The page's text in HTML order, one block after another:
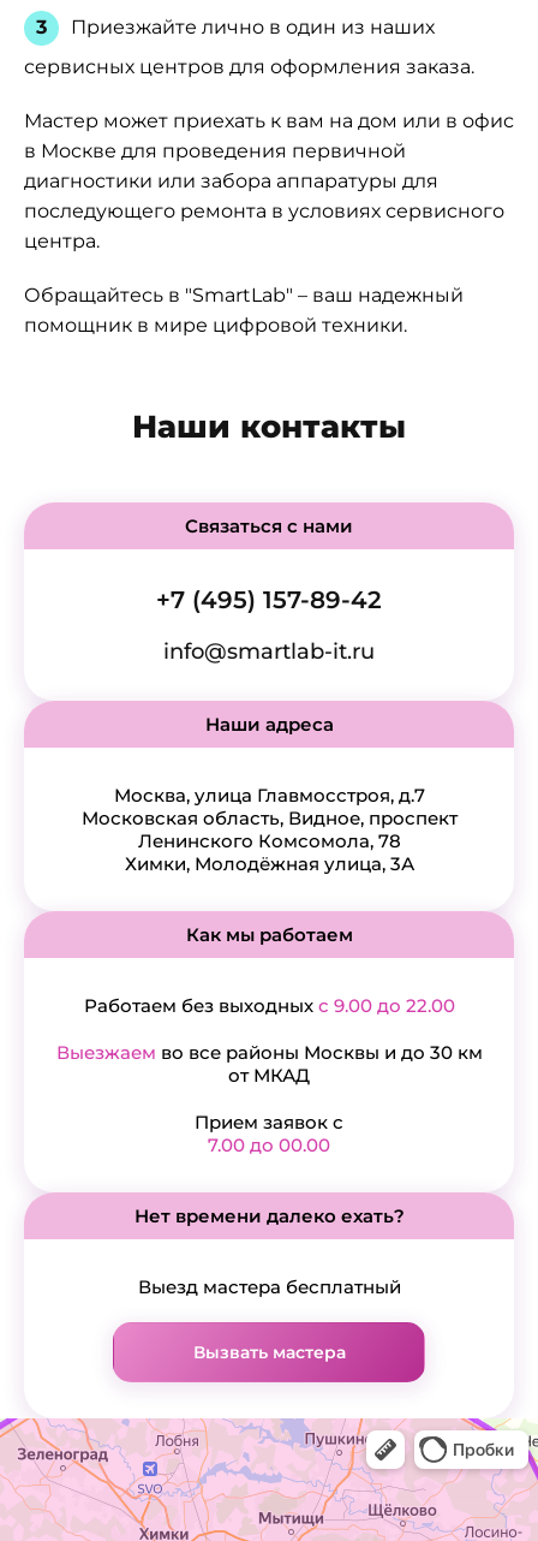
Приезжайте лично в один из наших
сервисных центров для оформления заказа.
Мастер может приехать к вам на дом или в офис
в Москве для проведения первичной
диагностики или забора аппаратуры для
последующего ремонта в условиях сервисного
центра.
Обращайтесь в "SmartLab" – ваш надежный
помощник в мире цифровой техники.
Наши контакты
Связаться с нами
+7 (495) 157-89-42
info@smartlab-it.ru
Наши адреса
Москва, улица Главмосстроя, д.7
Московская область, Видное, проспект
Ленинского Комсомола, 78
Химки, Молодёжная улица, 3А
Как мы работаем
Работаем без выходных с 9.00 до 22.00
Выезжаем во все районы Москвы и до 30 км
от МКАД
Прием заявок с
7.00 до 00.00
Нет времени далеко ехать?
Выезд мастера бесплатный
Вызвать мастера